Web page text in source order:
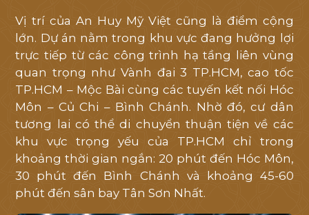
Vị trí của An Huy Mỹ Việt cũng là điểm cộng
lớn. Dự án nằm trong khu vực đang hưởng lợi
trực tiếp từ các công trình hạ tầng liên vùng
quan trọng như Vành đai 3 TP.HCM, cao tốc
TP.HCM – Mộc Bài cùng các tuyến kết nối Hóc
Môn – Củ Chi – Bình Chánh. Nhờ đó, cư dân
tương lai có thể di chuyển thuận tiện về các
khu vực trọng yếu của TP.HCM chỉ trong
khoảng thời gian ngắn: 20 phút đến Hóc Môn,
30 phút đến Bình Chánh và khoảng 45-60
phút đến sân bay Tân Sơn Nhất.